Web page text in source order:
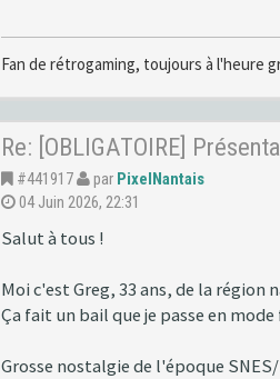
Fan de rétrogaming, toujours à l'heure
Re: [OBLIGATOIRE]
#441917 par PixelNantais
04 Juin 2026, 22:31
Salut à tous !
Moi c'est Greg, 33 ans, de la région
Ça fait un bail que je passe en
Grosse nostalgie de l'époque